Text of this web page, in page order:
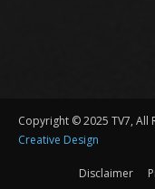
Copyright © 2025 TV7, All
Creative Design
Disclaimer